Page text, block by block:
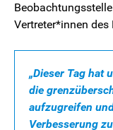
Vertreter*innen
„Dieser Tag hat
die
aufzugreifen
Verbesserung